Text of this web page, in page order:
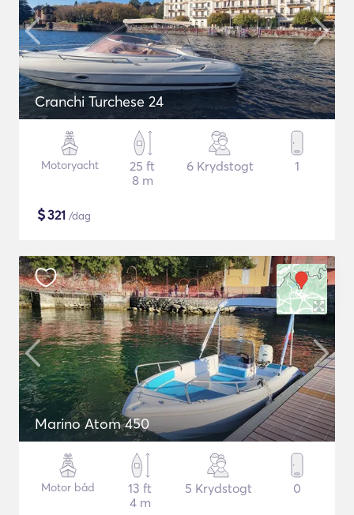
Cranchi Turchese 24
Motoryacht
25 ft
8 m
6 Krydstogt 1
$321 /dag
Marino Atom 450
Motor båd
13 ft
4 m
5 Krydstogt 0